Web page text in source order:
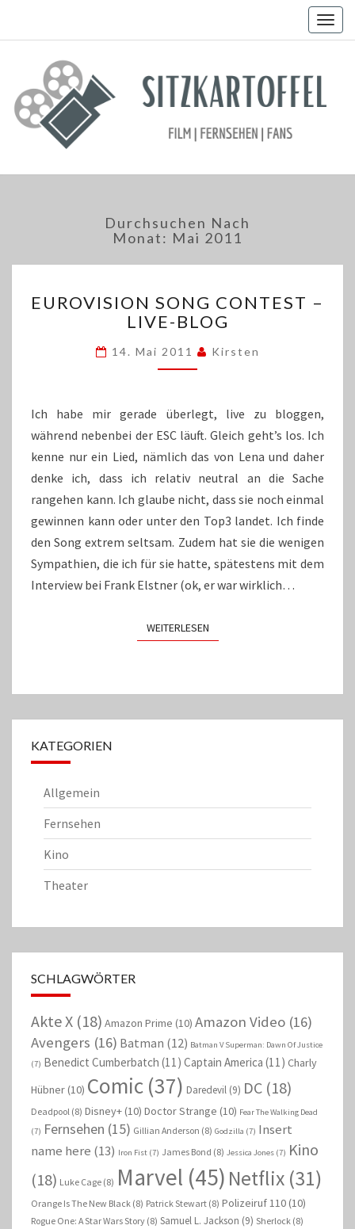
Durchsuchen Nach
Monat: Mai 2011
SONG
CONTEST
LIVE-
BLOG
EUROVISION SONG CONTEST –
LIVE-BLOG
14. Mai 2011 Kirsten
Ich habe mir gerade überlegt, live zu bloggen,
während nebenbei der ESC läuft. Gleich geht’s los. Ich
kenne nur ein Lied, nämlich das von Lena und daher
denke ich, dass ich relativ neutral an die Sache
rangehen kann. Ich glaube nicht, dass sie noch einmal
gewinnen kann oder unter den Top3 landet. Ich finde
den Song extrem seltsam. Zudem hat sie die wenigen
Sympathien, die ich für sie hatte, spätestens mit dem
Interview bei Frank Elstner (ok, er war wirklich…
WEITERLESENWEITERLESEN
KATEGORIEN
Allgemein
Fernsehen
Kino
Theater
SCHLAGWÖRTER
Akte X (18) Amazon Prime (10) Amazon Video (16)
Avengers (16) Batman (12) Batman V Superman: Dawn Of Justice
(7) Benedict Cumberbatch (11) Captain America (11) Charly
Hübner (10) Comic (37) Daredevil (9) DC (18)
Deadpool (8) Disney+ (10) Doctor Strange (10) Fear The Walking Dead
(7) Fernsehen (15) Gillian Anderson (8) Godzilla (7) Insert
name here (13) Iron Fist (7) James Bond (8) Jessica Jones (7) Kino
(18) Luke Cage (8) Marvel (45) Netflix (31)
Orange Is The New Black (8) Patrick Stewart (8) Polizeiruf 110 (10)
Rogue One: A Star Wars Story (8) Samuel L. Jackson (9) Sherlock (8)